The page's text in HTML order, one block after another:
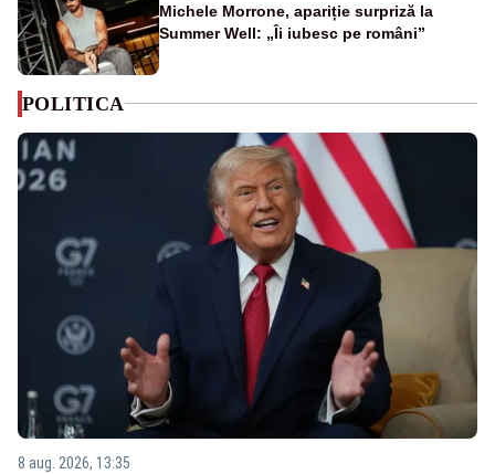
Michele Morrone, apariție surpriză la
Summer Well: „Îi iubesc pe români”
POLITICA
8 aug. 2026, 13:35